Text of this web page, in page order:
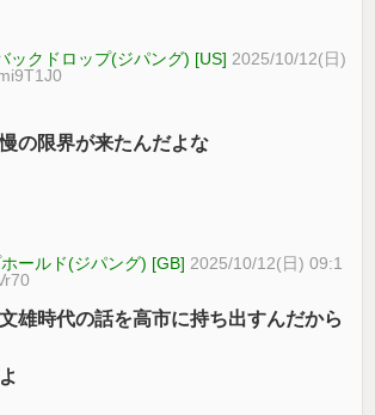
ックドロップ(ジパング) [US] 2025/10/12(日)
の限界が来たんだよな
ールド(ジパング) [GB] 2025/10/12(日) 09:1
雄時代の話を高市に持ち出すんだから